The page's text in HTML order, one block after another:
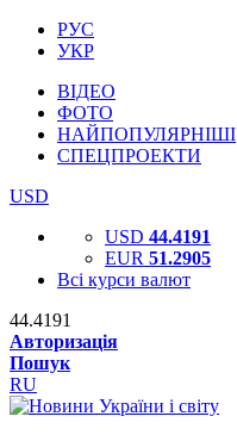
РУС
УКР
ВІДЕО
ФОТО
НАЙПОПУЛЯРНІШІ
СПЕЦПРОЕКТИ
USD
USD 44.4191
EUR 51.2905
Всі курси валют
44.4191
Авторизація
Пошук
RU